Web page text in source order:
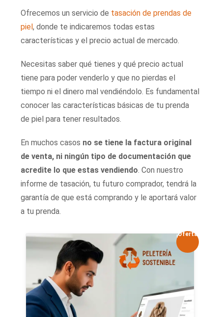
Ofrecemos un servicio de tasación de prendas de
piel, donde te indicaremos todas estas
características y el precio actual de mercado.
Necesitas saber qué tienes y qué precio actual
tiene para poder venderlo y que no pierdas el
tiempo ni el dinero mal vendiéndolo. Es fundamental
conocer las características básicas de tu prenda
de piel para tener resultados.
En muchos casos no se tiene la factura original
de venta, ni ningún tipo de documentación que
acredite lo que estas vendiendo . Con nuestro
informe de tasación, tu futuro comprador, tendrá la
garantía de que está comprando y le aportará valor
a tu prenda.
¡Oferta!